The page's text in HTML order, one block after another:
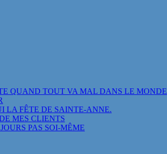
QUAND TOUT VA MAL DANS LE MONDE
LA FÊTE DE SAINTE-ANNE.
MES CLIENTS
PAS SOI-MÊME